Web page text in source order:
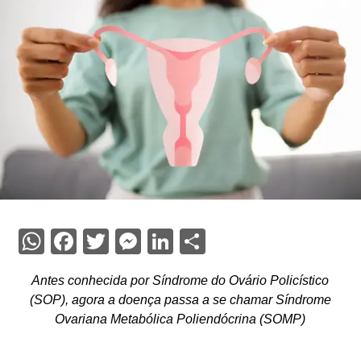
WhatsApp
Facebook
Twitter
Messenger
LinkedIn
Share
Antes conhecida por Síndrome do Ovário Policístico
(SOP), agora a doença passa a se chamar Síndrome
Ovariana Metabólica Poliendócrina (SOMP)